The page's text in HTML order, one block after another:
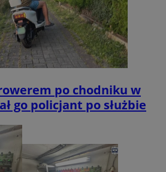
po chodniku w
go policjant po służbie